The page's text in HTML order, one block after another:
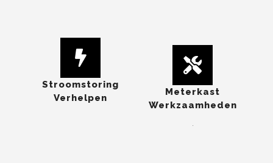
Stroomstoring
Verhelpen
Meterkast
Werkzaamheden